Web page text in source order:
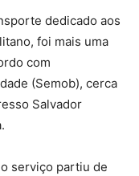
dedicado aos
foi mais uma
com
(Semob), cerca
Salvador
serviço partiu de